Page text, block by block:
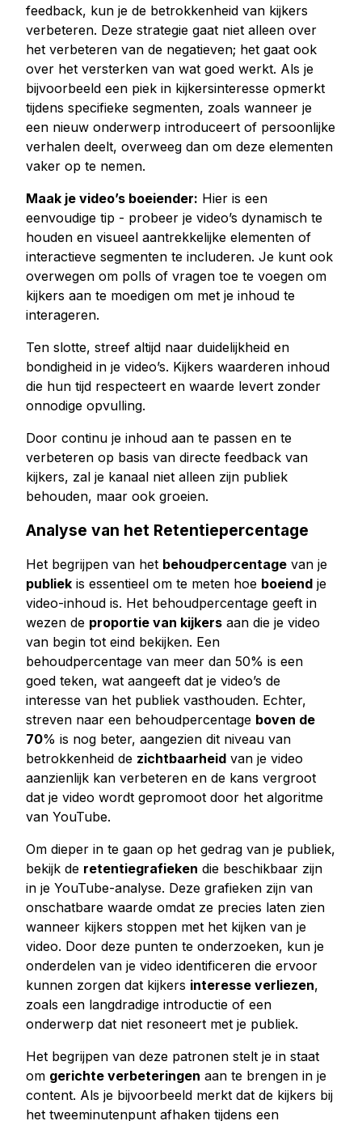
feedback, kun je de betrokkenheid van kijkers
verbeteren. Deze strategie gaat niet alleen over
het verbeteren van de negatieven; het gaat ook
over het versterken van wat goed werkt. Als je
bijvoorbeeld een piek in kijkersinteresse opmerkt
tijdens specifieke segmenten, zoals wanneer je
een nieuw onderwerp introduceert of persoonlijke
verhalen deelt, overweeg dan om deze elementen
vaker op te nemen.
Maak je video’s boeiender: Hier is een
eenvoudige tip - probeer je video’s dynamisch te
houden en visueel aantrekkelijke elementen of
interactieve segmenten te includeren. Je kunt ook
overwegen om polls of vragen toe te voegen om
kijkers aan te moedigen om met je inhoud te
interageren.
Ten slotte, streef altijd naar duidelijkheid en
bondigheid in je video’s. Kijkers waarderen inhoud
die hun tijd respecteert en waarde levert zonder
onnodige opvulling.
Door continu je inhoud aan te passen en te
verbeteren op basis van directe feedback van
kijkers, zal je kanaal niet alleen zijn publiek
behouden, maar ook groeien.
Analyse van het Retentiepercentage
Het begrijpen van het behoudpercentage van je
publiek is essentieel om te meten hoe boeiend je
video-inhoud is. Het behoudpercentage geeft in
wezen de proportie van kijkers aan die je video
van begin tot eind bekijken. Een
behoudpercentage van meer dan 50% is een
goed teken, wat aangeeft dat je video’s de
interesse van het publiek vasthouden. Echter,
streven naar een behoudpercentage boven de
70% is nog beter, aangezien dit niveau van
betrokkenheid de zichtbaarheid van je video
aanzienlijk kan verbeteren en de kans vergroot
dat je video wordt gepromoot door het algoritme
van YouTube.
Om dieper in te gaan op het gedrag van je publiek,
bekijk de retentiegrafieken die beschikbaar zijn
in je YouTube-analyse. Deze grafieken zijn van
onschatbare waarde omdat ze precies laten zien
wanneer kijkers stoppen met het kijken van je
video. Door deze punten te onderzoeken, kun je
onderdelen van je video identificeren die ervoor
kunnen zorgen dat kijkers interesse verliezen,
zoals een langdradige introductie of een
onderwerp dat niet resoneert met je publiek.
Het begrijpen van deze patronen stelt je in staat
om gerichte verbeteringen aan te brengen in je
content. Als je bijvoorbeeld merkt dat de kijkers bij
het tweeminutenpunt afhaken tijdens een